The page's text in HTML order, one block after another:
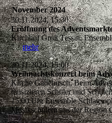
November 2024
30.11.2024, 15:30
Eröffnung des
Kirchhof Groß Tessin,
"mehr
30.11.2024, 15:00
Weihnachtskonzert beim
Kirche Gadebusch, Beim
musizieren Schüler und
15:00 Uhr Ensemble
Musikschülern aus der